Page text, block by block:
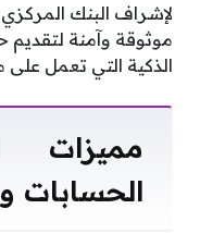
لإشراف البنك
موثوقة وآمنة لتقديم
الذكية التي تعمل على
مميزات
الحسابات